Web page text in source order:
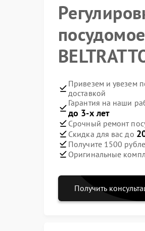
Привезем и увезем
доставкой
Гарантия на наши
до 3-х лет
Срочный ремонт
Скидка для вас до
Получите 1500
Оригинальные
Получить